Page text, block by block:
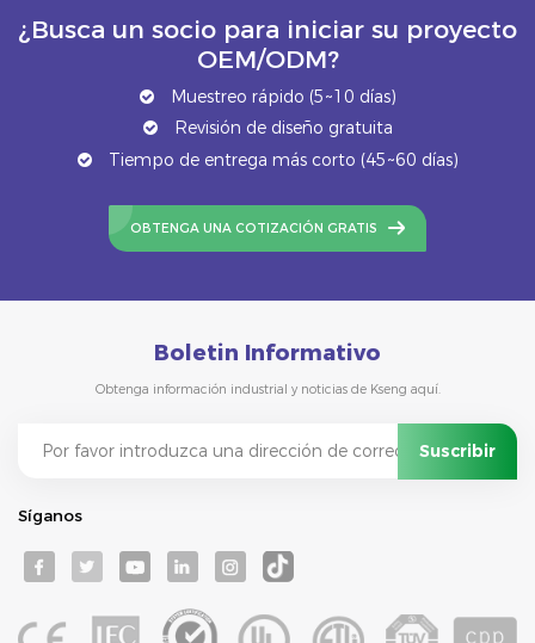
¿Busca un socio para iniciar su proyecto
OEM/ODM?
Muestreo rápido (5~10 días)
Revisión de diseño gratuita
Tiempo de entrega más corto (45~60 días)
OBTENGA UNA COTIZACIÓN GRATIS
Boletin Informativo
Obtenga información industrial y noticias de Kseng aquí.
Síganos